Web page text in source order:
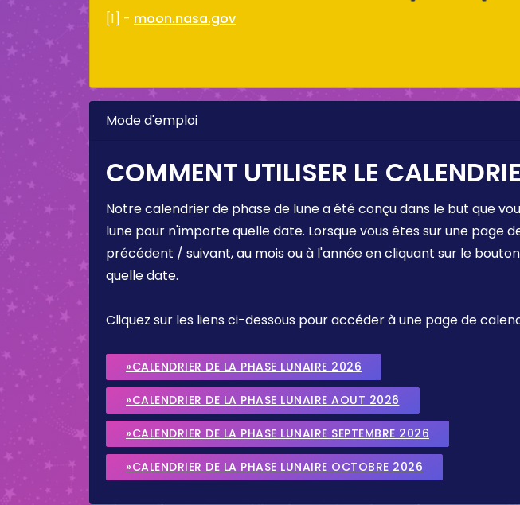
[1] - moon.nasa.gov
Mode d'emploi
COMMENT UTILISER LE
Notre calendrier de phase de lune a été conçu dans le but que
lune pour n'importe quelle date. Lorsque vous êtes sur une page
précédent / suivant, au mois ou à l'année en cliquant sur le
quelle date.
Cliquez sur les liens ci-dessous pour accéder à une page de
»CALENDRIER DE LA PHASE LUNAIRE 2026
»CALENDRIER DE LA PHASE LUNAIRE AOUT 2026
»CALENDRIER DE LA PHASE LUNAIRE SEPTEMBRE 2026
»CALENDRIER DE LA PHASE LUNAIRE OCTOBRE 2026